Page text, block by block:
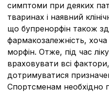
симптоми при деяких
тваринах і наявний
що бупренорфін також
фармакозалежність,
морфін. Отже, під час
враховувати всі
дотримуватися
Спортсменам необхідно